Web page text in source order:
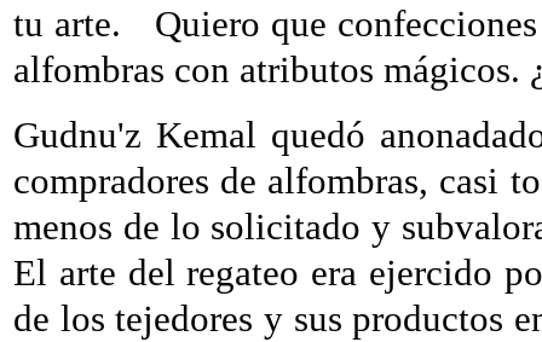
tu arte.
Quiero que
alfombras con atributos mágicos.
Gudnu'z Kemal quedó
compradores de alfombras, casi
menos de lo solicitado y
El arte del regateo era ejercido
de los tejedores y sus productos